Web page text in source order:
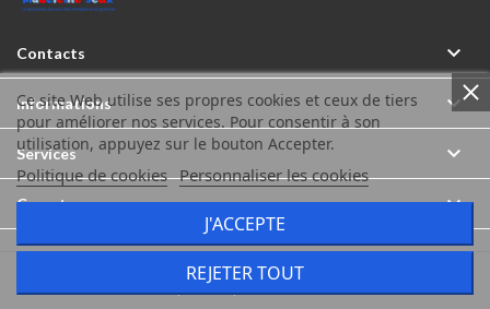
Contacts 
Ce site Web utilise ses propres cookies et ceux de tiers
pour améliorer nos services. Pour consentir à son
utilisation, appuyez sur le bouton Accepter.
Politique de cookies Personnaliser les cookies
REJETER TOUT
J'ACCEPTE
Informations 
Services 
Compte 
Madeleine Jeux © Tous droits réservés 2026
Icônes créés par Freepik sur www.flaticon.com